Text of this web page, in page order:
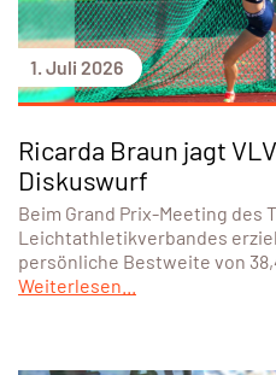
1. Juli 2026
Ricarda Braun jagt
Diskuswurf
Beim Grand Prix-Meeting des
Leichtathletikverbandes
persönliche Bestweite von
Weiterlesen...